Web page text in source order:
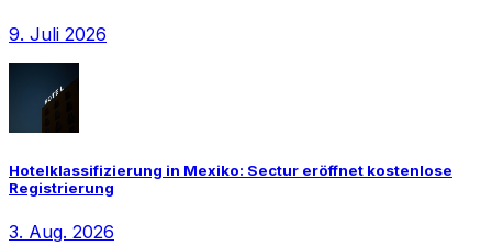
9. Juli 2026
Hotelklassifizierung in Mexiko: Sectur eröffnet kostenlose
Registrierung
3. Aug. 2026